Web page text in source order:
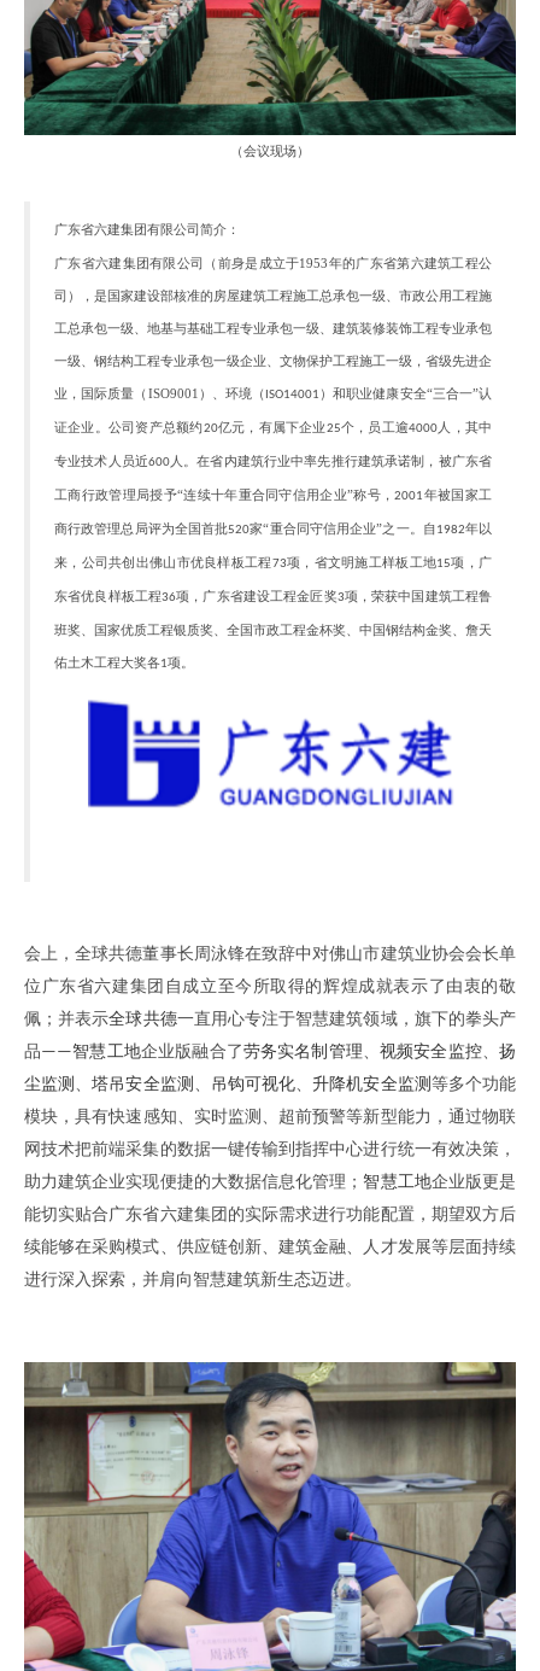
（会议现场）
广东省六建集团有限公司 简介 ：
广东省六建集团有限公司（前身是成立于1953年的广东省第六建筑工程公
司），是国家建设部核准的房屋建筑工程施工总承包一级、市政公用工程施
工总承包一级、地基与基础工程专业承包一级、建筑装修装饰工程专业承包
一级、钢结构工程专业承包一级企业、文物保护工程施工一级，省级先进企
业，国际质量（ ISO9001 ）、环境（ ISO14001 ）和职业健康安全“三合一”认
证企业。公司资产总额约20亿元，有属下企业25个，员工逾4000人，其中
专业技术人员近600人。在省内建筑行业中率先推行建筑承诺制，被广东省
工商行政管理局授予“连续十年重合同守信用企业”称号，2001年被国家工
商行政管理总局评为全国首批520家“重合同守信用企业”之一。自1982年以
来，公司共创出佛山市优良样板工程 73项，省文明施工样板工地15项，广
东省优良样板工程36项，广东省建设工程金匠奖3项，荣获中国建筑工程鲁
班奖、国家优质工程银质奖、全国市政工程金杯奖、中国钢结构金奖、詹天
佑土木工程大奖各1项。
会上，全球共德董事长周泳锋在致辞中对佛山市建筑业协会会长单
位广东省六建集团自成立至今所取得的辉煌成就表示了由衷的敬
佩；并表示全球共德一直用心专注于智慧建筑领域， 旗下的拳头产
品——智慧工地企业版融合了劳务实名制 管理、视频安全监控、扬
尘监测 、塔吊安全监测 、 吊钩可视化、升降机安全监测 等多个功能
模块 ，具有快速感知、实时监测、超前预警等新型能力， 通过物联
网技术把前端采集的数据一键传输到指挥中心进行统一有效决策 ，
助力建筑企业实现便捷的大数据信息化管理； 智慧工地企业版更是
能切实贴合广东省六建集团的实际需求进行功能配置， 期望双方后
续能够在采购模式、供应链创新、建筑金融、人才发展等层面持续
进行深入探索 ， 并肩向智慧建筑新生态迈进。